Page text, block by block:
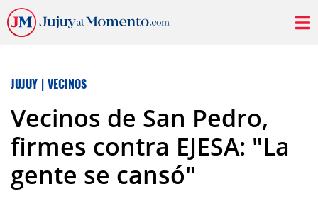
JUJUY | VECINOS
Vecinos de San Pedro,
firmes contra EJESA: "La
gente se cansó"